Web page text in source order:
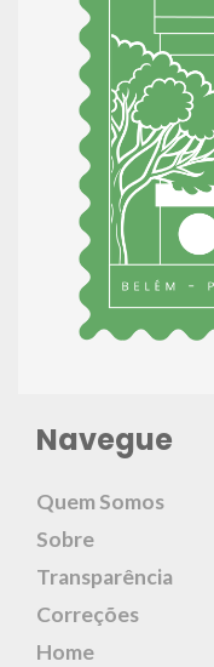
Navegue
Quem Somos
Sobre
Transparência
Correções
Home